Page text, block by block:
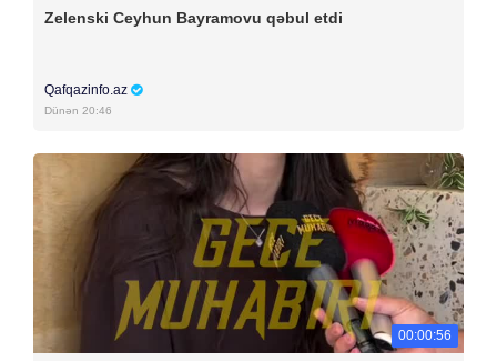
Zelenski Ceyhun Bayramovu qəbul etdi
Qafqazinfo.az
Dünən 20:46
00:00:56